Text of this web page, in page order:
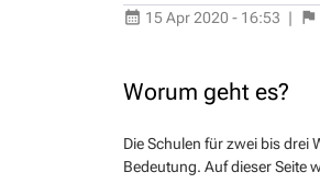
15 Apr 2020 - 16:53 |
Worum geht es?
Die Schulen für zwei bis drei
Bedeutung. Auf dieser Seite